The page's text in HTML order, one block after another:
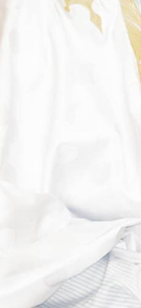
Rencontrer avec les